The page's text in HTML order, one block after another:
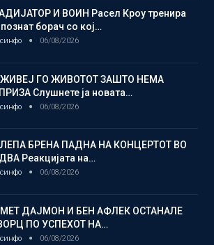
И ВОИН Расел Кроу тренира
борач со кој…
06/08/2026
ЖИВЕЈ ГО ЖИВОТОТ ЗАШТО НЕМА
Слушнете ја новата…
06/08/2026
ЛЕПА БРЕНА ПАДНА НА КОНЦЕРТОТ ВО
Реакцијата на…
06/08/2026
МЕТ ДАЈМОН И БЕН АФЛЕК ОСТАНАЛЕ
ПО УСПЕХОТ НА…
06/08/2026